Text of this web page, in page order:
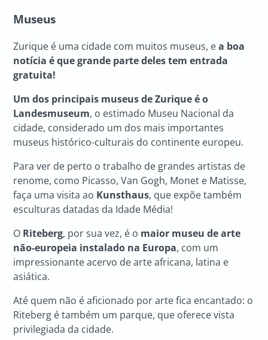
Museus
Zurique é uma cidade com muitos museus, ea boa
notícia é que grande parte deles tem entrada
gratuita!
Um dos principais museus de Zuriqueé o
Landesmuseum, o estimado Museu Nacional da
cidade, considerado um dos mais importantes
museus histórico-culturais do continente europeu.
Para ver de perto o trabalho de grandes artistas de
renome, como Picasso, Van Gogh, Monet e Matisse,
faça uma visita ao Kunsthaus, que expõe também
esculturas datadas da Idade Média!
O Riteberg, por sua vez, é o maior museu de arte
não-europeia instalado na Europa, com um
impressionante acervo de arte africana, latina e
asiática.
Até quem não é aficionado por arte fica encantado: o
Riteberg é também um parque, que oferece vista
privilegiada da cidade.